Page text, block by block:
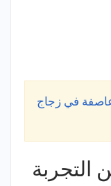
في زجاج
التجربة